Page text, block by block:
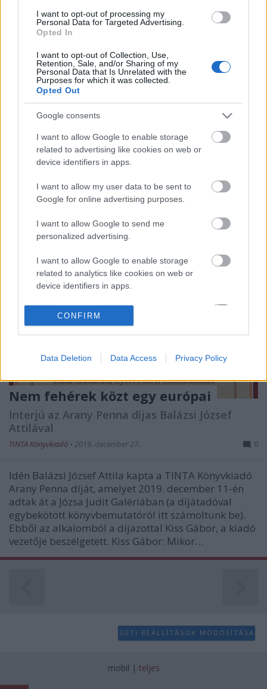
I want to opt-out of processing my
Personal Data for Targeted Advertising.
Opted In
I want to opt-out of Collection, Use,
Retention, Sale, and/or Sharing of my
Personal Data that Is Unrelated with the
Purposes for which it was collected.
Opted Out
Google consents
I want to allow Google to enable storage
related to advertising like cookies on web or
device identifiers in apps.
I want to allow my user data to be sent to
Google for online advertising purposes.
I want to allow Google to send me
personalized advertising.
I want to allow Google to enable storage
related to analytics like cookies on web or
device identifiers in apps.
related to functionality of the website or app.
related to personalization.
I want to allow Google to enable storage
related to security, including authentication
functionality and fraud prevention, and other
user protection.
CONFIRM
Data Deletion Data Access Privacy Policy
Anyanyelvi kompetenciafejlesztő
munkafüzetek 1–16.
TINTA Könyvkiadó •2020. március 13.
Anyanyelvi kompetenciafejlesztő munkafüzetek 1–
16.Budapest: Tinta Könyvkiadó, 2011–2019. Az
elmúlt évtizedek során a Tinta Könyvkiadó a hazai
nyelvészeti munkák egyik legfőbb – bár
természetesen nem kizárólagos – publikálójává vált.
A nyelvészethez kapcsolódó, igen fajsúlyos munkák
megjelentetése…
Nem fehérek közt egy európai
Interjú az Arany Penna díjas Balázsi József
Attilával
TINTA Könyvkiadó • 2019. december 27. 0
Idén Balázsi József Attila kapta a TINTA Könyvkiadó
Arany Penna díját, amelyet 2019. december 11-én
adtak át a Józsa Judit Galériában (a díjátadóval
egybekötött könyvbemutatóról itt számoltunk be).
Ebből az alkalomból a díjazottal Kiss Gábor, a kiadó
vezetője beszélgetett. Kiss Gábor: Mikor…
SÜTI BEÁLLÍTÁSOK MÓDOSÍTÁSA
mobil | teljes